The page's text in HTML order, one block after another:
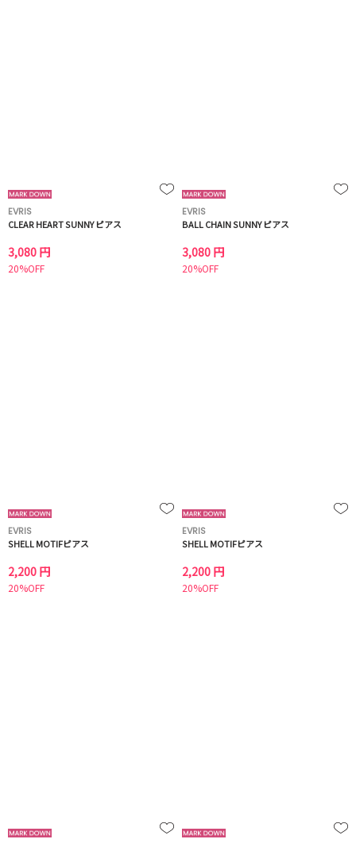
EVRIS
CLEAR HEART SUNNY ピアス
3,080 円
20%OFF
EVRIS
BALL CHAIN SUNNY ピアス
3,080 円
20%OFF
EVRIS
SHELL MOTIFピアス
2,200 円
20%OFF
EVRIS
SHELL MOTIFピアス
2,200 円
20%OFF